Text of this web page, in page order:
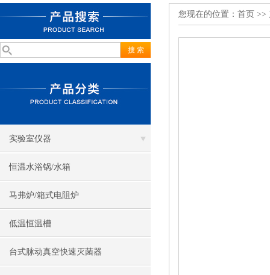
实验室仪器
恒温水浴锅/水箱
马弗炉/箱式电阻炉
低温恒温槽
台式脉动真空快速灭菌器
您现在的位置： 首页 >>